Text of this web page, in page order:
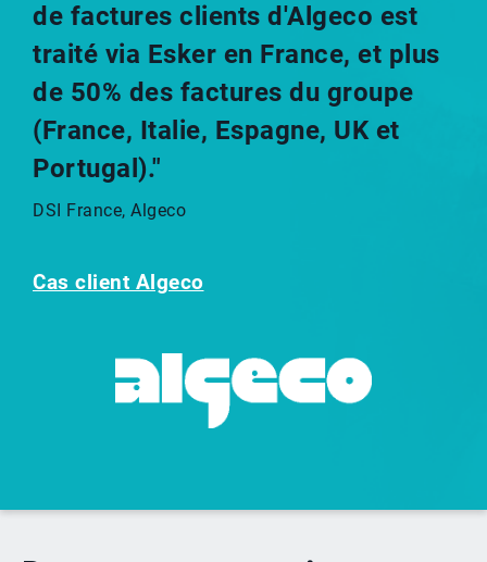
de factures clients d'Algeco est
traité via Esker en France, et plus
de 50% des factures du groupe
(France, Italie, Espagne, UK et
Portugal)."
DSI France, Algeco
Cas client Algeco